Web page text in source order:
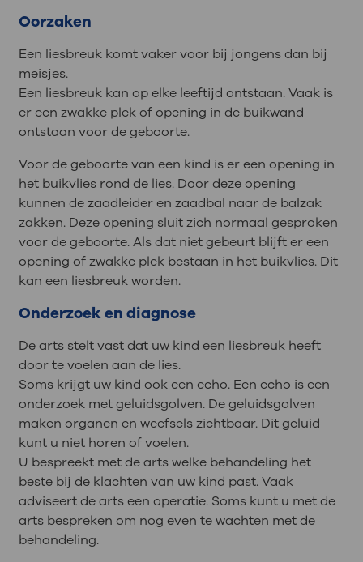
Oorzaken
Een liesbreuk komt vaker voor bij jongens dan bij
meisjes.
Een liesbreuk kan op elke leeftijd ontstaan. Vaak is
er een zwakke plek of opening in de buikwand
ontstaan voor de geboorte.
Voor de geboorte van een kind is er een opening in
het buikvlies rond de lies. Door deze opening
kunnen de zaadleider en zaadbal naar de balzak
zakken. Deze opening sluit zich normaal gesproken
voor de geboorte. Als dat niet gebeurt blijft er een
opening of zwakke plek bestaan in het buikvlies. Dit
kan een liesbreuk worden.
Onderzoek en diagnose
De arts stelt vast dat uw kind een liesbreuk heeft
door te voelen aan de lies.
Soms krijgt uw kind ook een echo. Een echo is een
onderzoek met geluidsgolven. De geluidsgolven
maken organen en weefsels zichtbaar. Dit geluid
kunt u niet horen of voelen.
U bespreekt met de arts welke behandeling het
beste bij de klachten van uw kind past. Vaak
adviseert de arts een operatie. Soms kunt u met de
arts bespreken om nog even te wachten met de
behandeling.